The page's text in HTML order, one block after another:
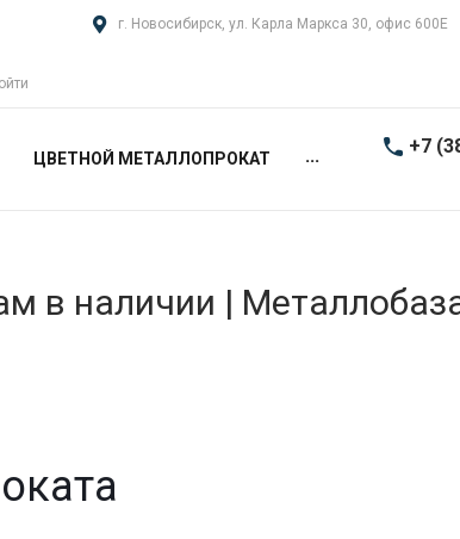
г. Новосибирск, ул. Карла Маркса 30, офис 600Е
ЦВЕТНОЙ МЕТАЛЛОПРОКАТ ... +7
9:00-
в наличии |